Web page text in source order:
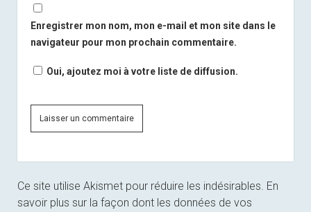
Enregistrer mon nom, mon e-mail et mon site dans le
navigateur pour mon prochain commentaire.
Oui, ajoutez moi à votre liste de diffusion.
Ce site utilise Akismet pour réduire les indésirables. En
savoir plus sur la façon dont les données de vos